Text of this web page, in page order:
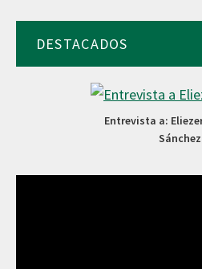
DESTACADOS
Entrevista a:
Sánchez